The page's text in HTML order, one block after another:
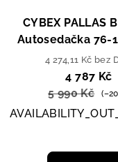
CYBEX PALLAS
Autosedačka 76-
Pure Black /
4 274,11 Kč bez
4 787 Kč
5 990 Kč